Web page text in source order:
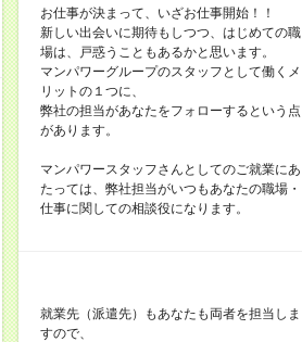
お仕事が決まって、いざお仕事開始！！
新しい出会いに期待もしつつ、はじめての職
場は、戸惑うこともあるかと思います。
マンパワーグループのスタッフとして働くメ
リットの１つに、
弊社の担当があなたをフォローするという点
があります。
マンパワースタッフさんとしてのご就業にあ
たっては、弊社担当がいつもあなたの職場・
仕事に関しての相談役になります。
就業先（派遣先）もあなたも両者を担当しま
すので、